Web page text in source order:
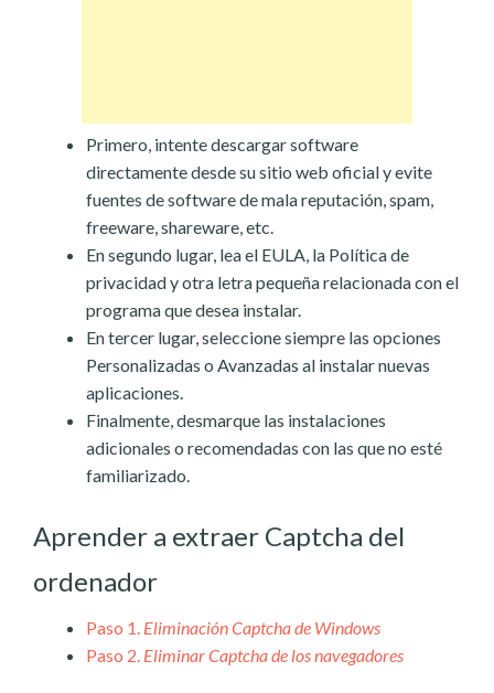
Primero, intente descargar software
directamente desde su sitio web oficial y evite
fuentes de software de mala reputación, spam,
freeware, shareware, etc.
En segundo lugar, lea el EULA, la Política de
privacidad y otra letra pequeña relacionada con el
programa que desea instalar.
En tercer lugar, seleccione siempre las opciones
Personalizadas o Avanzadas al instalar nuevas
aplicaciones.
Finalmente, desmarque las instalaciones
adicionales o recomendadas con las que no esté
familiarizado.
Aprender a extraer Captcha del
ordenador
Paso 1. Eliminación Captcha de Windows
Paso 2. Eliminar Captcha de los navegadores